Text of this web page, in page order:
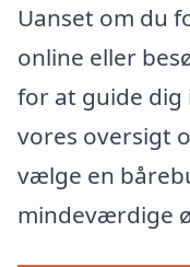
Uanset om du
online eller
for at guide dig
vores oversigt
vælge en
mindeværdige